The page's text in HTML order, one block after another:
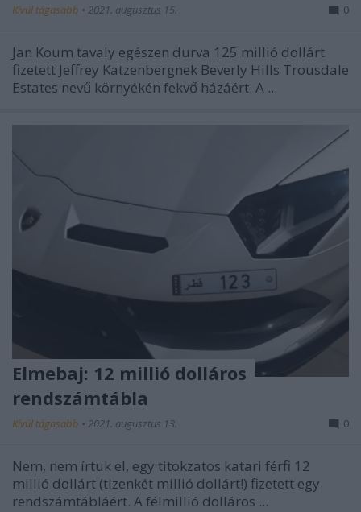
Kívül tágasabb • 2021. augusztus 15. 0
Jan Koum tavaly egészen durva 125 millió dollárt
fizetett Jeffrey Katzenbergnek Beverly Hills Trousdale
Estates nevű környékén fekvő házáért. A ...
Elmebaj: 12 millió dolláros
rendszámtábla
Kívül tágasabb • 2021. augusztus 13. 0
Nem, nem írtuk el, egy titokzatos katari férfi 12
millió dollárt (tizenkét millió dollárt!) fizetett egy
rendszámtábláért. A félmillió dolláros ...